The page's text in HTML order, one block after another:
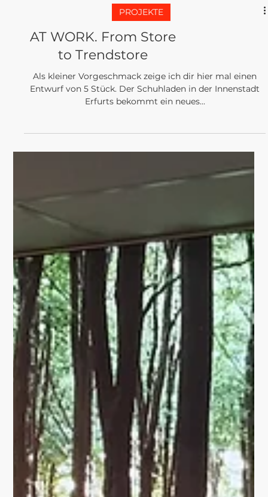
AT WORK. From Store
to Trendstore
Als kleiner Vorgeschmack zeige ich dir hier mal einen
Entwurf von 5 Stück. Der Schuhladen in der Innenstadt
Erfurts bekommt ein neues...